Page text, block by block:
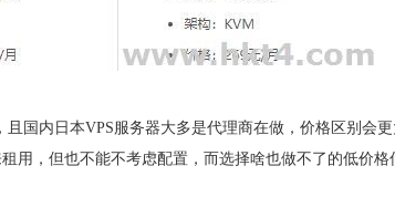
国内日本VPS服务器大多是代理商在做，价格区别会更
用，但也不能不考虑配置，而选择啥也做不了的低价格